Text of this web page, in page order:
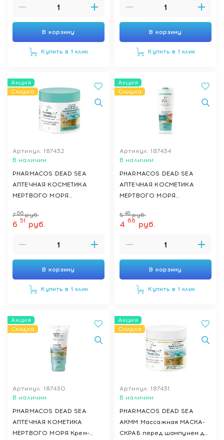
В корзину
Купить в 1 клик
В корзину
Купить в 1 клик
Акция
Скидка
Артикул: 187432
В наличии
PHARMACOS DEAD SEA
АПТЕЧНАЯ КОСМЕТИКА
МЕРТВОГО МОРЯ
кератирование
оздоравливающего
действия д/сияния волос,
766 руб.
6 51 руб.
В корзину
Купить в 1 клик
Акция
Скидка
Артикул: 187434
В наличии
PHARMACOS DEAD SEA
АПТЕЧНАЯ КОСМЕТИКА
МЕРТВОГО МОРЯ
душа,500 мл
548 руб.
4 66 руб.
В корзину
Купить в 1 клик
Акция
Скидка
Артикул: 187430
В наличии
PHARMACOS DEAD SEA
АПТЕЧНАЯ КОМЕТИКА
МЕРТВОГО МОРЯ Крем-
Акция
Скидка
Артикул: 187431
В наличии
PHARMACOS DEAD SEA
АКММ Массажная МАСКА-
СКРАБ перед шампунем для